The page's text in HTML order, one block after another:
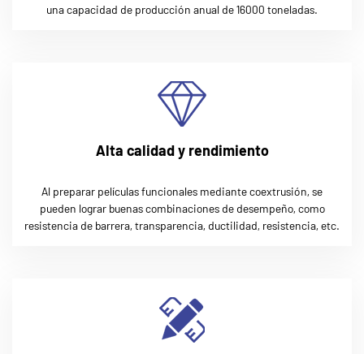
una capacidad de producción anual de 16000 toneladas.
Alta calidad y rendimiento
Al preparar películas funcionales mediante coextrusión, se
pueden lograr buenas combinaciones de desempeño, como
resistencia de barrera, transparencia, ductilidad, resistencia, etc.